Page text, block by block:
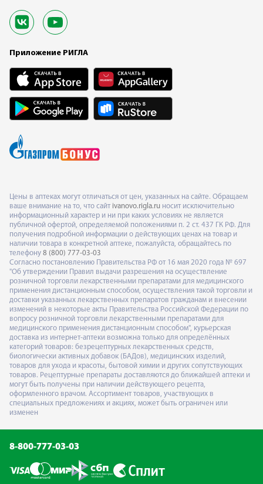
Приложение РИГЛА
Цены в аптеках могут отличаться от цен, указанных на сайте. Обращаем
ваше внимание на то, что сайт ivanovo.rigla.ru носит исключительно
информационный характер и ни при каких условиях не является
публичной офертой, определяемой положениями п. 2 ст. 437 ГК РФ. Для
получения подробной информации о действующих ценах на товар и
наличии товара в конкретной аптеке, пожалуйста, обращайтесь по
телефону 8 (800) 777-03-03
Согласно постановлению Правительства РФ от 16 мая 2020 года № 697
"Об утверждении Правил выдачи разрешения на осуществление
розничной торговли лекарственными препаратами для медицинского
применения дистанционным способом, осуществления такой торговли и
доставки указанных лекарственных препаратов гражданам и внесении
изменений в некоторые акты Правительства Российской Федерации по
вопросу розничной торговли лекарственными препаратами для
медицинского применения дистанционным способом", курьерская
доставка из интернет-аптеки возможна только для определённых
категорий товаров: безрецептурных лекарственных средств,
биологически активных добавок (БАДов), медицинских изделий,
товаров для ухода и красоты, бытовой химии и других сопутствующих
товаров. Рецептурные препараты доставляются до ближайшей аптеки и
могут быть получены при наличии действующего рецепта,
оформленного врачом. Ассортимент товаров, участвующих в
специальных предложениях и акциях, может быть ограничен или
изменен
8-800-777-03-03